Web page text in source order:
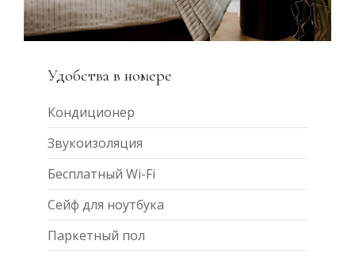
Удобства в номере
Кондиционер
Звукоизоляция
Бесплатный Wi-Fi
Сейф для ноутбука
Паркетный пол